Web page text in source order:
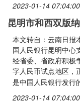
2023-01-14 07:04:00
昆明市和西双版
本文转自：云南日报
国人民银行昆明中心
经省委、省政府积极
字人民币试点地区，
是中国人民银行发行
2023-01-14 07:04:00